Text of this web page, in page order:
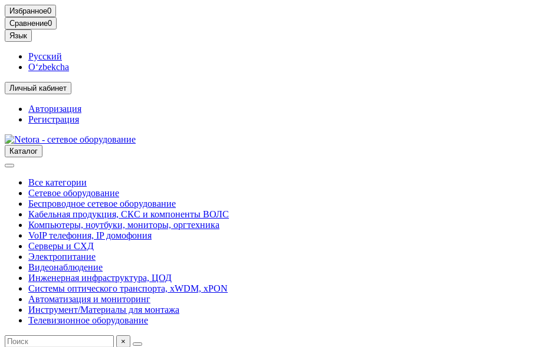
Избранное0
Сравнение0
Язык
Русский
O‘zbekcha
Личный кабинет
Авторизация
Регистрация
Каталог
Все категории
Сетевое оборудование
Беспроводное сетевое оборудование
Кабельная продукция, СКС и компоненты ВОЛС
Компьютеры, ноутбуки, мониторы, оргтехника
VoIP телефония, IP домофония
Серверы и СХД
Электропитание
Видеонаблюдение
Инженерная инфраструктура, ЦОД
Системы оптического транспорта, xWDM, xPON
Автоматизация и мониторинг
Инструмент/Материалы для монтажа
Телевизионное оборудование
×